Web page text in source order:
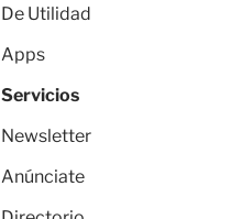
De Utilidad
Apps
Servicios
Newsletter
Anúnciate